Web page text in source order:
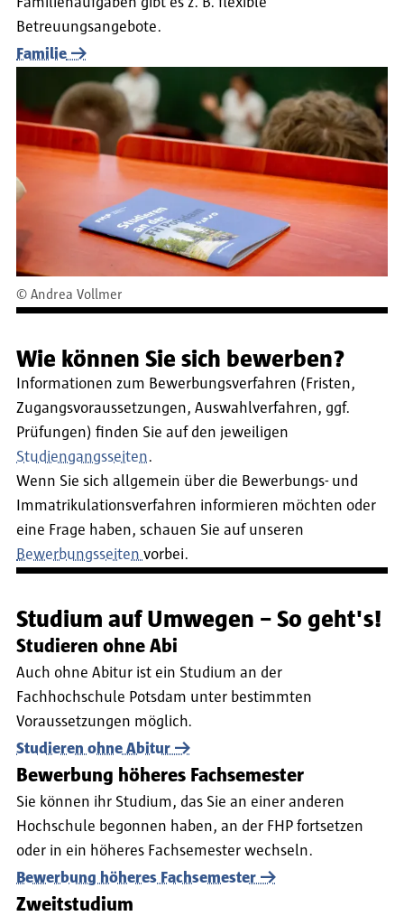
Betreuungsangebote.
Familie
© Andrea Vollmer
Wie können Sie sich bewerben?
Informationen zum Bewerbungsverfahren (Fristen,
Zugangsvoraussetzungen, Auswahlverfahren, ggf.
Prüfungen) finden Sie auf den jeweiligen
Studiengangsseiten.
Wenn Sie sich allgemein über die Bewerbungs- und
Immatrikulationsverfahren informieren möchten oder
eine Frage haben, schauen Sie auf unseren
Bewerbungsseiten vorbei.
Studium auf Umwegen – So geht's!
Studieren ohne Abi
Auch ohne Abitur ist ein Studium an der
Fachhochschule Potsdam unter bestimmten
Voraussetzungen möglich.
Studieren ohne Abitur
Bewerbung höheres Fachsemester
Sie können ihr Studium, das Sie an einer anderen
Hochschule begonnen haben, an der FHP fortsetzen
oder in ein höheres Fachsemester wechseln.
Bewerbung höheres Fachsemester
Zweitstudium